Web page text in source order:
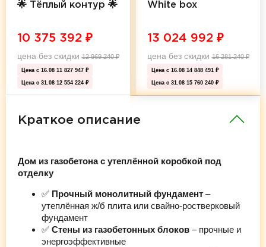
🌟 Тёплый контур 🌟
10 375 392 ₽
цена без скидки12 969 240₽
Цена с 16.08 11 827 947 ₽
Цена с 31.08 12 554 224 ₽
White box
13 024 992 ₽
цена без скидки16 281 240₽
Цена с 16.08 14 848 491 ₽
Цена с 31.08 15 760 240 ₽
Краткое описание
Дом из газобетона с утеплённой коробкой под
отделку
✅ Прочный монолитный фундамент –
утеплённая ж/б плита или свайно-ростверковый
фундамент
✅ Стены из газобетонных блоков – прочные и
энергоэффективные